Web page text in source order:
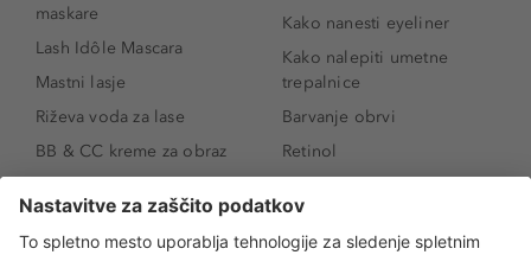
maskare
Lash Idôle Mascara
Mastni lasje
Riževa voda za lase
BB & CC kreme za obraz
SPF 30
Senčila za oči
Kako nanesti eyeliner
Kako nalepiti umetne
trepalnice
Barvanje obrvi
Retinol